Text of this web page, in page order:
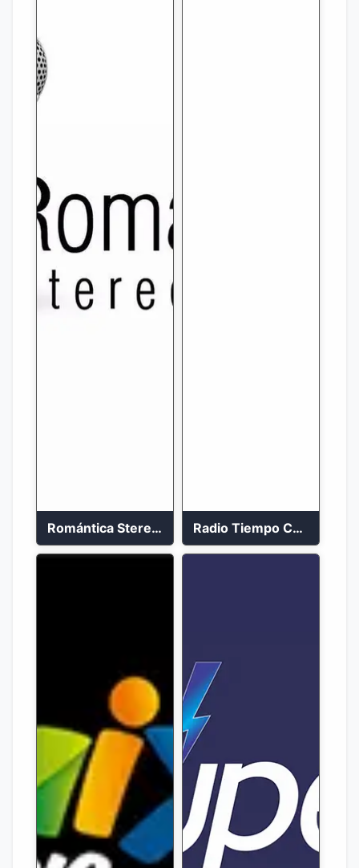
Romántica Stereo 88.1 FM Radio Tiempo Cali En Vivo 2023